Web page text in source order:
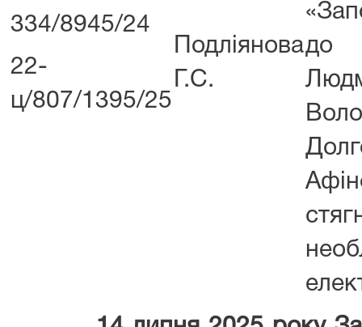
334/8945/24
22-
ц/807/1395/25
Подліянова
Г.С.
до